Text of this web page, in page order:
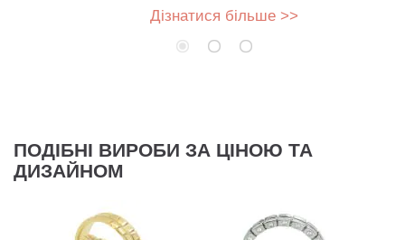
Дізнатися більше >>
ПОДІБНІ ВИРОБИ ЗА ЦІНОЮ ТА
ДИЗАЙНОМ